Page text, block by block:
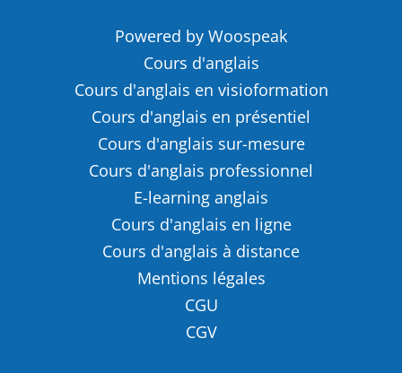
Powered by Woospeak
Cours d'anglais
Cours d'anglais en visioformation
Cours d'anglais en présentiel
Cours d'anglais sur-mesure
Cours d'anglais professionnel
E-learning anglais
Cours d'anglais en ligne
Cours d'anglais à distance
Mentions légales
CGU
CGV